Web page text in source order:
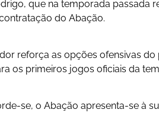
que na temporada passada
do Abação.
reforça as opções ofensivas
os primeiros jogos oficiais da
se, o Abação apresenta-se à